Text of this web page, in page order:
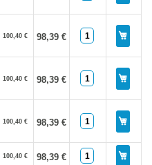
100,40 € 98,39 €
100,40 € 98,39 €
100,40 € 98,39 €
100,40 € 98,39 €